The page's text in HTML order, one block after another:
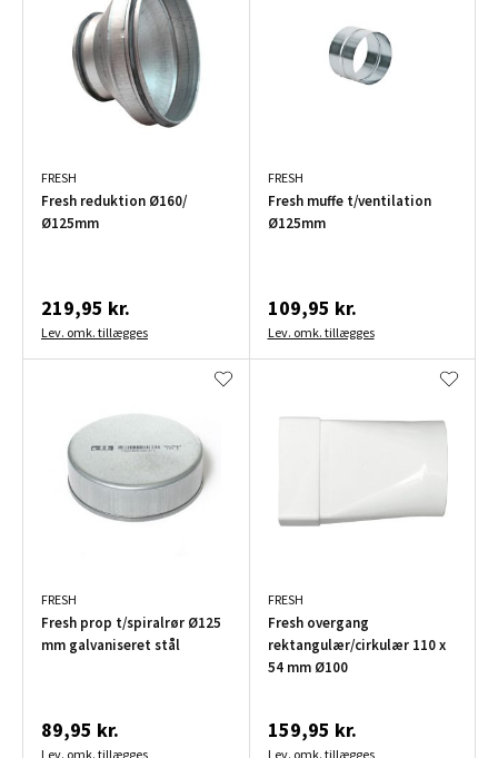
FRESH
Fresh reduktion Ø160/
Ø125mm
219,95 kr.
Lev. omk. tillægges
FRESH
Fresh muffe t/ventilation
Ø125mm
109,95 kr.
Lev. omk. tillægges
FRESH
Fresh prop t/spiralrør Ø125
mm galvaniseret stål
89,95 kr.
Lev. omk. tillægges
FRESH
Fresh overgang
rektangulær/cirkulær 110 x
54 mm Ø100
159,95 kr.
Lev. omk. tillægges